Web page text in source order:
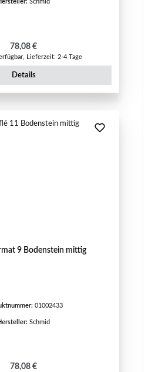
Schmid
Regulärer Preis:
78,08 €
Lieferzeit: 2-4 Tage
Details
9 Bodenstein mittig
01002433
Schmid
Regulärer Preis:
78,08 €